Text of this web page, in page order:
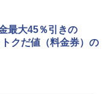
ェンマイ タイ北部の魅
地球の歩き方D アジア
ション 山善] ポップアッ
広げて畳める パッとサ
ューブ フルクローズ メ
タッチテント キャンプ
レス保冷剤 2個セット 2
速冷凍 空間倍増 衛生的
持ち
最大45％引きの
クだ値（料金券）の